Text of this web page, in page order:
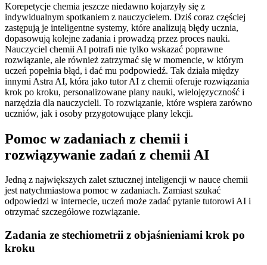
Korepetycje chemia jeszcze niedawno kojarzyły się z
indywidualnym spotkaniem z nauczycielem. Dziś coraz częściej
zastępują je inteligentne systemy, które analizują błędy ucznia,
dopasowują kolejne zadania i prowadzą przez proces nauki.
Nauczyciel chemii AI potrafi nie tylko wskazać poprawne
rozwiązanie, ale również zatrzymać się w momencie, w którym
uczeń popełnia błąd, i dać mu podpowiedź. Tak działa między
innymi Astra AI, która jako tutor AI z chemii oferuje rozwiązania
krok po kroku, personalizowane plany nauki, wielojęzyczność i
narzędzia dla nauczycieli. To rozwiązanie, które wspiera zarówno
uczniów, jak i osoby przygotowujące plany lekcji.
Pomoc w zadaniach z chemii i
rozwiązywanie zadań z chemii AI
Jedną z największych zalet sztucznej inteligencji w nauce chemii
jest natychmiastowa pomoc w zadaniach. Zamiast szukać
odpowiedzi w internecie, uczeń może zadać pytanie tutorowi AI i
otrzymać szczegółowe rozwiązanie.
Zadania ze stechiometrii z objaśnieniami krok po
kroku